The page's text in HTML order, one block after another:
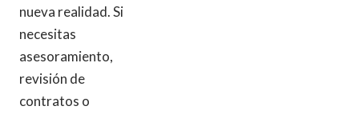
nueva realidad. Si
necesitas
asesoramiento,
revisión de
contratos o